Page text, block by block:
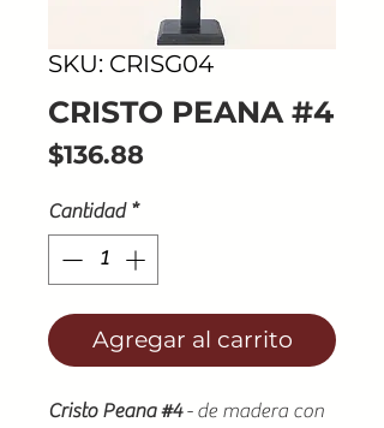
SKU: CRISG04
CRISTO PEANA #4
$136.88
Cantidad *
Agregar al carrito
Cristo Peana #4- de madera con